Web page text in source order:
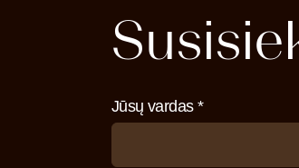
Jūsų vardas *